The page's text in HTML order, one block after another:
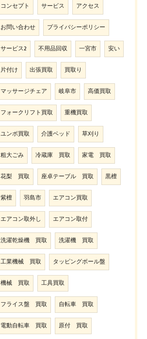
コンセプト サービス アクセス
お問い合わせ プライバシーポリシー
サービス2 不用品回収 一宮市 安い
片付け 出張買取 買取り
マッサージチェア 岐阜市 高価買取
フォークリフト買取 重機買取
ユンボ買取 介護ベッド 草刈り
粗大ごみ 冷蔵庫 買取 家電 買取
花梨 買取 座卓テーブル 買取 黒檀
紫檀 羽島市 エアコン買取
エアコン取外し エアコン取付
洗濯乾燥機 買取 洗濯機 買取
工業機械 買取 タッピングボール盤
機械 買取 工具買取
フライス盤 買取 自転車 買取
電動自転車 買取 原付 買取